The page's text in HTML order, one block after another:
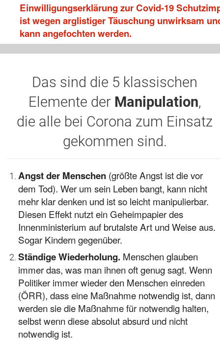
Einwilligungserklärung zur Covid-19
ist wegen arglistiger Täuschung unwirksam
kann angefochten werden.
Das sind die 5 klassischen
Elemente der Manipulation,
die alle bei Corona zum Einsatz
gekommen sind.
Angst der Menschen (größte Angst ist die vor
dem Tod). Wer um sein Leben bangt, kann nicht
mehr klar denken und ist so leicht manipulierbar.
Diesen Effekt nutzt ein Geheimpapier des
Innenministerium auf brutalste Art und Weise aus.
Sogar Kindern gegenüber.
Ständige Wiederholung. Menschen glauben
immer das, was man ihnen oft genug sagt. Wenn
Politiker immer wieder den Menschen einreden
(ÖRR), dass eine Maßnahme notwendig ist, dann
werden sie die Maßnahme für notwendig halten,
selbst wenn diese absolut absurd und nicht
notwendig ist.